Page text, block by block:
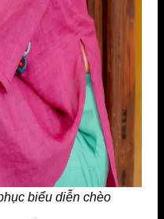
biểu diễn chèo